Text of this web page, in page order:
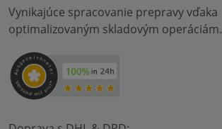
Vynikajúce spracovanie prepravy vďaka
optimalizovaným skladovým operáciám.